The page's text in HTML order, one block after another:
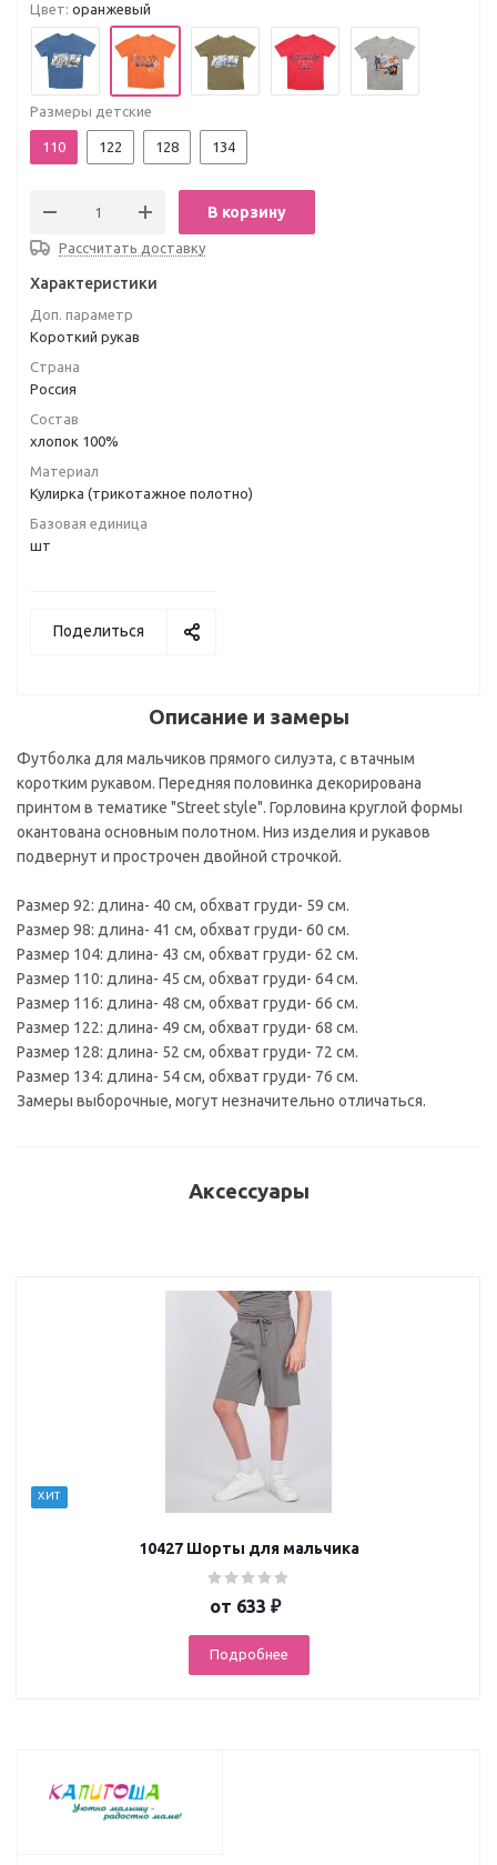
Цвет: оранжевый
Размеры детские
110 122 128 134
В корзину
Рассчитать доставку
Характеристики
Доп. параметр
Короткий рукав
Страна
Россия
Состав
хлопок 100%
Материал
Кулирка (трикотажное полотно)
Базовая единица
шт
Поделиться
Описание и замеры
Футболка для мальчиков прямого силуэта, с втачным
коротким рукавом. Передняя половинка декорирована
принтом в тематике "Street style". Горловина круглой формы
окантована основным полотном. Низ изделия и рукавов
подвернут и прострочен двойной строчкой.
Размер 92: длина- 40 см, обхват груди- 59 см.
Размер 98: длина- 41 см, обхват груди- 60 см.
Размер 104: длина- 43 см, обхват груди- 62 см.
Размер 110: длина- 45 см, обхват груди- 64 см.
Размер 116: длина- 48 см, обхват груди- 66 см.
Размер 122: длина- 49 см, обхват груди- 68 см.
Размер 128: длина- 52 см, обхват груди- 72 см.
Размер 134: длина- 54 см, обхват груди- 76 см.
Замеры выборочные, могут незначительно отличаться.
Аксессуары
ХИТ
10427 Шорты для мальчика
от 633 ₽
Подробнее